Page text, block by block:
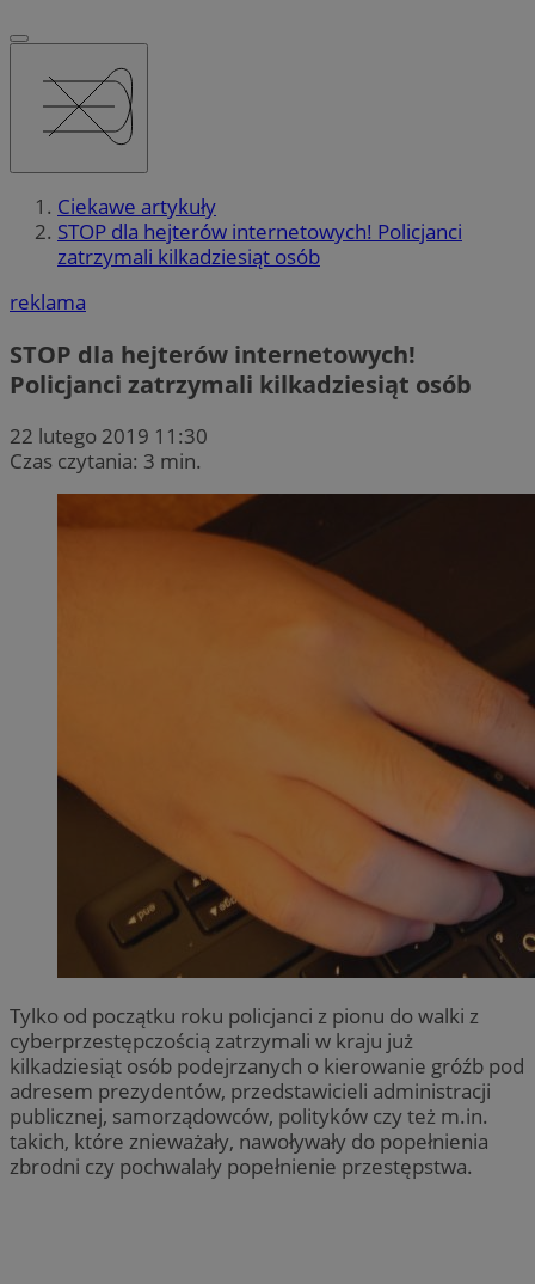
Ciekawe artykuły
STOP dla hejterów internetowych! Policjanci
zatrzymali kilkadziesiąt osób
reklama
STOP dla hejterów internetowych!
Policjanci zatrzymali kilkadziesiąt osób
22 lutego 2019 11:30
Czas czytania: 3 min.
Tylko od początku roku policjanci z pionu do walki z
cyberprzestępczością zatrzymali w kraju już
kilkadziesiąt osób podejrzanych o kierowanie gróźb pod
adresem prezydentów, przedstawicieli administracji
publicznej, samorządowców, polityków czy też m.in.
takich, które znieważały, nawoływały do popełnienia
zbrodni czy pochwalały popełnienie przestępstwa.